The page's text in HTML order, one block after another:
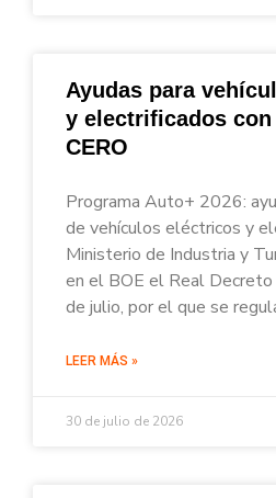
Ayudas para
y electrificados
CERO
Programa Auto+ 2026:
de vehículos eléctricos y
Ministerio de Industria y
en el BOE el Real
de julio, por el que se
LEER MÁS »
30 de julio de 2026